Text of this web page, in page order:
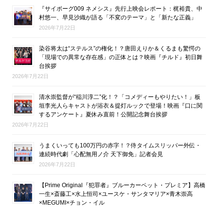
『サイボーグ009 ネメシス』先行上映会レポート：梶裕貴、中
村悠一、早見沙織が語る「不変のテーマ」と「新たな正義」
2026年7月22日
染谷将太は“ステルス”の権化！？唐田えりか＆くるまも驚愕の
「現場での異常な存在感」の正体とは？映画『チルド』初日舞
台挨拶
2026年7月22日
清水崇監督が“稲川淳二”化！？「コメディーもやりたい！」板
垣李光人らキャストが浴衣＆提灯ルックで登場！映画『口に関
するアンケート』夏休み直前！公開記念舞台挨拶
2026年7月22日
うまくいっても100万円の赤字！？侍タイムスリッパー外伝・
連続時代劇「心配無用ノ介 天下御免」記者会見
2026年7月22日
【Prime Original『犯罪者』ブルーカーペット・プレミア】高橋
一生×斎藤工×水上恒司×ユースケ・サンタマリア×青木崇高
×MEGUMI×チョン・イル